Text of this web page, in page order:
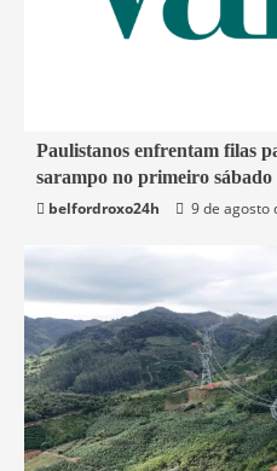
4 min read
Economia
Paulistanos enfrentam filas
sarampo no primeiro
belfordroxo24h
9 de agosto